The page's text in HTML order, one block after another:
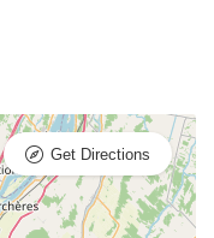
Get Directions